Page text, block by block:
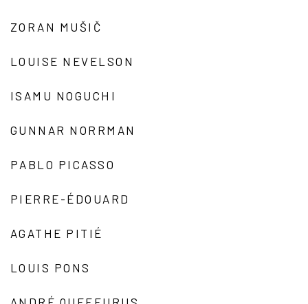
ZORAN MUŠIČ
LOUISE NEVELSON
ISAMU NOGUCHI
GUNNAR NORRMAN
PABLO PICASSO
PIERRE-ÉDOUARD
AGATHE PITIÉ
LOUIS PONS